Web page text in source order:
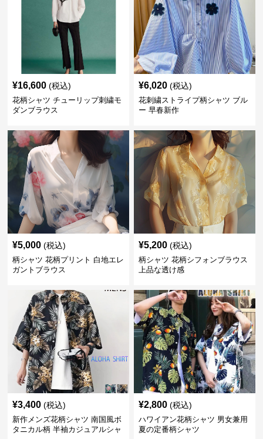
¥16,600 (税込)
花柄シャツ チューリップ刺繍モ
ダンブラウス
¥6,020 (税込)
花刺繍ストライプ柄シャツ ブル
ー 早春新作
¥5,000 (税込)
柄シャツ 花柄プリント 白地エレ
ガントブラウス
¥5,200 (税込)
柄シャツ 花柄シフォンブラウス
上品な透け感
¥3,400 (税込)
新作メンズ花柄シャツ 南国風ボ
タニカル柄 半袖カジュアルシャ
¥2,800 (税込)
ハワイアン花柄シャツ 男女兼用
夏の定番柄シャツ